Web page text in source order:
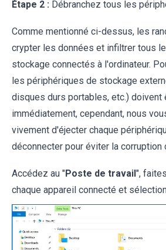
Étape 2 : Débranchez tous les
Comme mentionné ci-dessus, les
crypter les données et infiltrer tous
stockage connectés à l'ordinateur.
les périphériques de stockage
disques durs portables, etc.) doivent
immédiatement, cependant, nous
vivement d'éjecter chaque
déconnecter pour éviter la corruption
Accédez au "Poste de travail",
chaque appareil connecté et